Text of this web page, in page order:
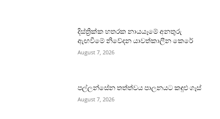
දිස්ත්‍රික්ක හතරක නායයෑමේ අනතුරු
ඇඟවීමේ නිවේදන යාවත්කාලීන කෙරේ
August 7, 2026
පල්ලන්සේන තත්ත්වය පාලනයට කඳුළු ගෑස්
August 7, 2026